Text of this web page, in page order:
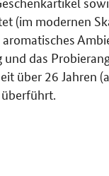
(im modernen
das
über 26 Jahren